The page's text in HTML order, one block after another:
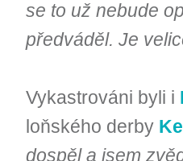
se to už nebude
předváděl. Je
Vykastrováni byli i
loňského derby
dospěl a jsem